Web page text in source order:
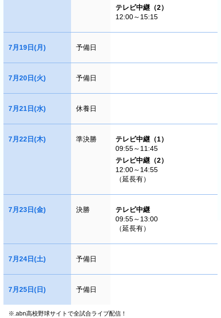
テレビ中継（2）
12:00～15:15
7月19日(月) 予備日
7月20日(火) 予備日
7月21日(水) 休養日
7月22日(木) 準決勝
テレビ中継（1）
09:55～11:45
テレビ中継（2）
12:00～14:55
（延長有）
7月23日(金) 決勝
テレビ中継
09:55～13:00
（延長有）
7月24日(土) 予備日
7月25日(日) 予備日
※.abn高校野球サイトで全試合ライブ配信！